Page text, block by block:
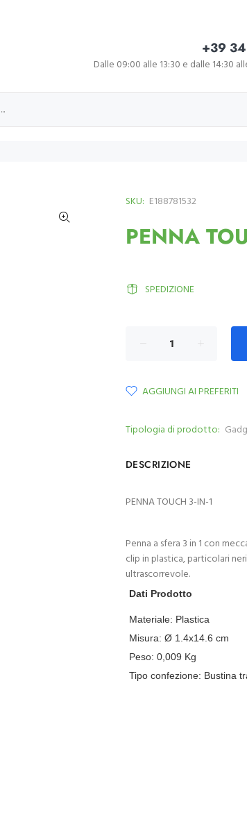
+39
Dalle 09:00 alle 13:30 e dalle 14:30
SKU: E188781532
PENNA
SPEDIZIONE
AGGIUNGI AI PREFERITI
Tipologia di prodotto:
DESCRIZIONE
PENNA TOUCH 3-IN-1
Penna a sfera 3 in 1 con
clip in plastica, particolari
ultrascorrevole.
Dati Prodotto
Materiale: Plastica
Misura: Ø 1.4x14.6 cm
Peso: 0,009 Kg
Tipo confezione: Bustina